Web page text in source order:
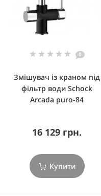
0
Змішувач із краном під
фільтр води Schock
Arcada puro-84
16 129 грн.
Купити